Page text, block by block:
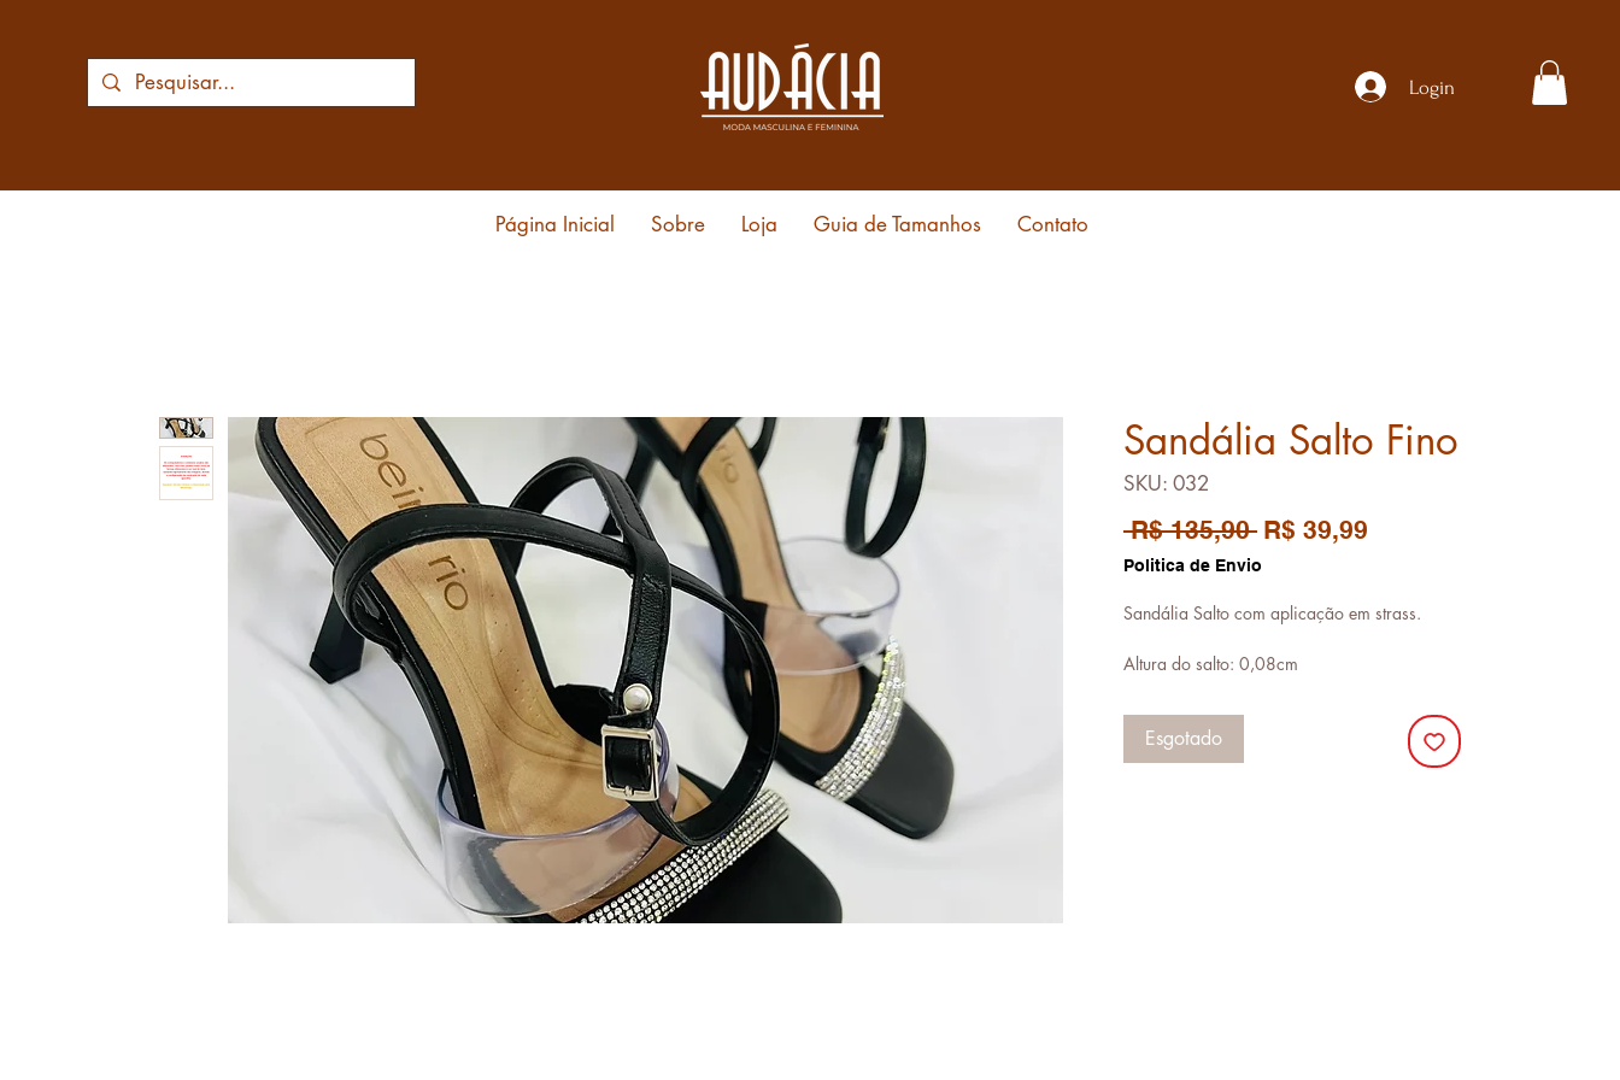
Login
Página Inicial Sobre Loja Guia de Tamanhos Contato
Sandália Salto Fino
SKU: 032
R$ 135,90 Preço
normal
R$ 39,99
Politica de Envio
Sandália Salto com aplicação em strass.
Altura do salto: 0,08cm
Esgotado